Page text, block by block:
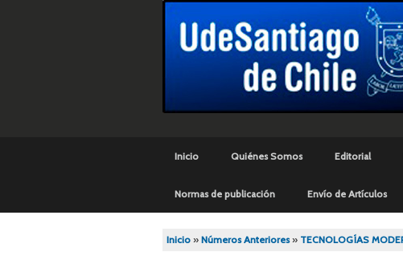
Menú principal
Inicio Quiénes Somos Editorial
Normas de publicación Envío de Artículos
Se encuentra usted aquí
Inicio » Números Anteriores» TECNOLOGÍAS